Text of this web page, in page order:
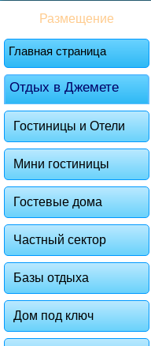
Размещение
Главная страница
Отдых в Джемете
Гостиницы и Отели
Мини гостиницы
Гостевые дома
Частный сектор
Базы отдыха
Дом под ключ